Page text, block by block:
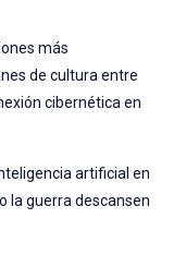
más
de cultura entre
cibernética en
artificial en
la guerra descansen